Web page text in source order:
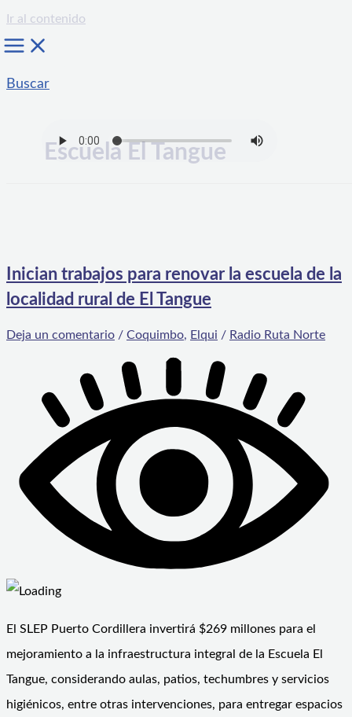
Ir al contenido
Buscar
Escuela El Tangue
Inician trabajos para renovar la escuela de la
localidad rural de El Tangue
Deja un comentario / Coquimbo, Elqui / Radio Ruta Norte
El SLEP Puerto Cordillera invertirá $269 millones para el
mejoramiento a la infraestructura integral de la Escuela El
Tangue, considerando aulas, patios, techumbres y servicios
higiénicos, entre otras intervenciones, para entregar espacios